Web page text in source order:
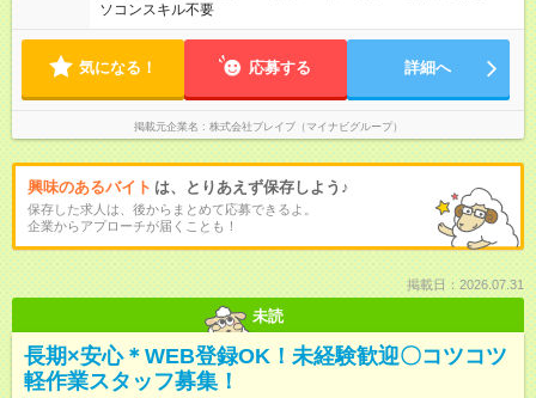
ソコンスキル不要
気になる！ 応募する 詳細へ
掲載元企業名 株式会社ブレイブ（マイナビグループ）
興味のあるバイト は、とりあえず保存しよう♪
保存した求人は、後からまとめて応募できるよ。
企業からアプローチが届くことも！
掲載日：2026.07.31
未読
長期×安心＊WEB登録OK！未経験歓迎〇コツコツ
軽作業スタッフ募集！